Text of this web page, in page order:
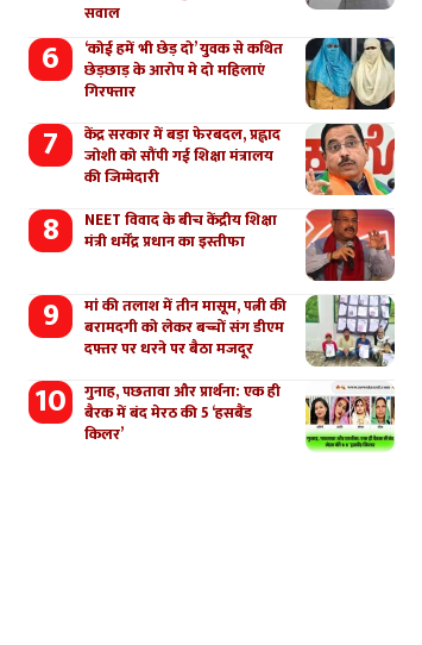
सवाल
‘कोई हमें भी छेड़ दो’ युवक से कथित
छेड़छाड़ के आरोप मे दो महिलाएं
गिरफ्तार
केंद्र सरकार में बड़ा फेरबदल, प्रह्लाद
जोशी को सौंपी गई शिक्षा मंत्रालय
की जिम्मेदारी
NEET विवाद के बीच केंद्रीय शिक्षा
मंत्री धर्मेंद्र प्रधान का इस्तीफा
मां की तलाश में तीन मासूम, पत्नी की
बरामदगी को लेकर बच्चों संग डीएम
दफ्तर पर धरने पर बैठा मजदूर
गुनाह, पछतावा और प्रार्थना: एक ही
बैरक में बंद मेरठ की 5 ‘हसबैंड
किलर’